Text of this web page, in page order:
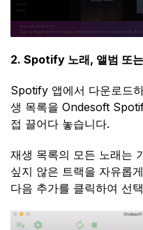
2. Spotify 노래, 앨범 또
Spotify 앱에서 다운로드
생 목록을 Ondesoft
접 끌어다 놓습니다.
재생 목록의 모든 노래는
싶지 않은 트랙을 자유롭
다음 추가를 클릭하여 선